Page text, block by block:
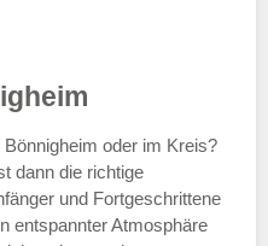
Bönnigheim oder im Kreis?
dann die richtige
und Fortgeschrittene
entspannter Atmosphäre